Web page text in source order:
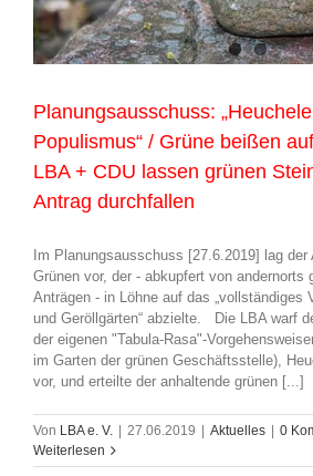
Planungsausschuss:
Populismus“ / Grüne beißen
LBA + CDU lassen grünen
Antrag durchfallen
Im Planungsausschuss [27.6.2019] lag der
Grünen vor, der - abkupfert von andernorts
Anträgen - in Löhne auf das „vollständiges
und Geröllgärten“ abzielte. Die LBA warf
der eigenen "Tabula-Rasa"-
im Garten der grünen Geschäftsstelle),
vor, und erteilte der anhaltende grünen [...]
Von LBA e. V. | 27.06.2019 | Aktuelles | 0
Weiterlesen